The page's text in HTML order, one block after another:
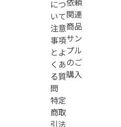
につ
いて
注意
事項
とよ
くあ
る質
問
特定
商取
引法
関連
商品
サン
プル
のご
購入